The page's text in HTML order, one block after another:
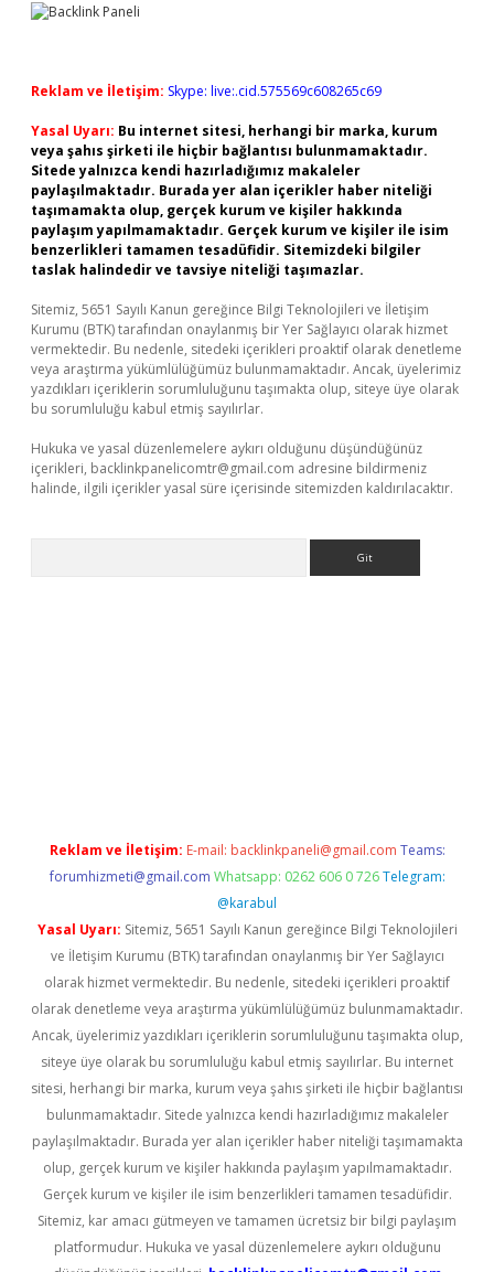
Reklam ve İletişim: Skype: live:.cid.575569c608265c69
Yasal Uyarı: Bu internet sitesi, herhangi bir marka, kurum
veya şahıs şirketi ile hiçbir bağlantısı bulunmamaktadır.
Sitede yalnızca kendi hazırladığımız makaleler
paylaşılmaktadır. Burada yer alan içerikler haber niteliği
taşımamakta olup, gerçek kurum ve kişiler hakkında
paylaşım yapılmamaktadır. Gerçek kurum ve kişiler ile isim
benzerlikleri tamamen tesadüfidir. Sitemizdeki bilgiler
taslak halindedir ve tavsiye niteliği taşımazlar.
Sitemiz, 5651 Sayılı Kanun gereğince Bilgi Teknolojileri ve İletişim
Kurumu (BTK) tarafından onaylanmış bir Yer Sağlayıcı olarak hizmet
vermektedir. Bu nedenle, sitedeki içerikleri proaktif olarak denetleme
veya araştırma yükümlülüğümüz bulunmamaktadır. Ancak, üyelerimiz
yazdıkları içeriklerin sorumluluğunu taşımakta olup, siteye üye olarak
bu sorumluluğu kabul etmiş sayılırlar.
Hukuka ve yasal düzenlemelere aykırı olduğunu düşündüğünüz
içerikleri, backlinkpanelicomtr@gmail.com adresine bildirmeniz
halinde, ilgili içerikler yasal süre içerisinde sitemizden kaldırılacaktır.
Reklam ve İletişim: E-mail: backlinkpaneli@gmail.com Teams:
forumhizmeti@gmail.com Whatsapp: 0262 606 0 726 Telegram:
@karabul
Yasal Uyarı: Sitemiz, 5651 Sayılı Kanun gereğince Bilgi Teknolojileri
ve İletişim Kurumu (BTK) tarafından onaylanmış bir Yer Sağlayıcı
olarak hizmet vermektedir. Bu nedenle, sitedeki içerikleri proaktif
olarak denetleme veya araştırma yükümlülüğümüz bulunmamaktadır.
Ancak, üyelerimiz yazdıkları içeriklerin sorumluluğunu taşımakta olup,
siteye üye olarak bu sorumluluğu kabul etmiş sayılırlar. Bu internet
sitesi, herhangi bir marka, kurum veya şahıs şirketi ile hiçbir bağlantısı
bulunmamaktadır. Sitede yalnızca kendi hazırladığımız makaleler
paylaşılmaktadır. Burada yer alan içerikler haber niteliği taşımamakta
olup, gerçek kurum ve kişiler hakkında paylaşım yapılmamaktadır.
Gerçek kurum ve kişiler ile isim benzerlikleri tamamen tesadüfidir.
Sitemiz, kar amacı gütmeyen ve tamamen ücretsiz bir bilgi paylaşım
platformudur. Hukuka ve yasal düzenlemelere aykırı olduğunu